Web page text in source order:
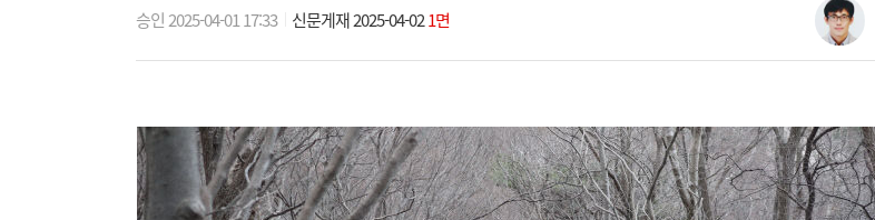
승인 2025-04-01 17:33 신문게재 2025-04-021면